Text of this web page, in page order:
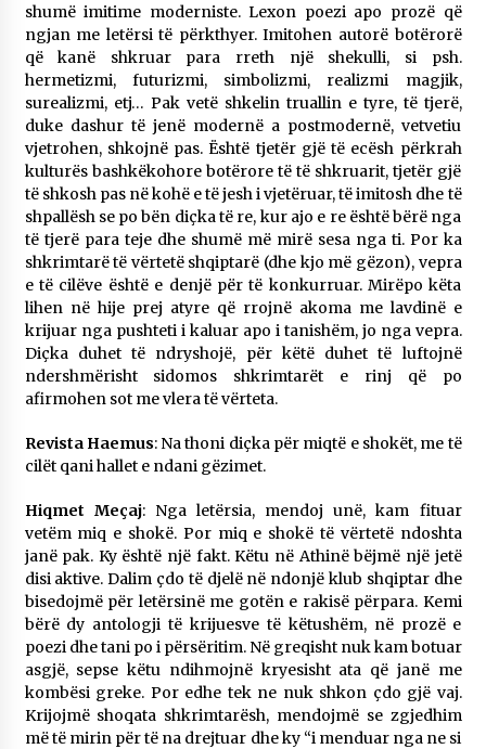
shumë imitime moderniste. Lexon poezi apo prozë që
ngjan me letërsi të përkthyer. Imitohen autorë botërorë
që kanë shkruar para rreth një shekulli, si psh.
hermetizmi, futurizmi, simbolizmi, realizmi magjik,
surealizmi, etj… Pak vetë shkelin truallin e tyre, të tjerë,
duke dashur të jenë modernë a postmodernë, vetvetiu
vjetrohen, shkojnë pas. Është tjetër gjë të ecësh përkrah
kulturës bashkëkohore botërore të të shkruarit, tjetër gjë
të shkosh pas në kohë e të jesh i vjetëruar, të imitosh dhe të
shpallësh se po bën diçka të re, kur ajo e re është bërë nga
të tjerë para teje dhe shumë më mirë sesa nga ti. Por ka
shkrimtarë të vërtetë shqiptarë (dhe kjo më gëzon), vepra
e të cilëve është e denjë për të konkurruar. Mirëpo këta
lihen në hije prej atyre që rrojnë akoma me lavdinë e
krijuar nga pushteti i kaluar apo i tanishëm, jo nga vepra.
Diçka duhet të ndryshojë, për këtë duhet të luftojnë
ndershmërisht sidomos shkrimtarët e rinj që po
afirmohen sot me vlera të vërteta.
Revista Haemus: Na thoni diçka për miqtë e shokët, me të
cilët qani hallet e ndani gëzimet.
Hiqmet Meçaj: Nga letërsia, mendoj unë, kam fituar
vetëm miq e shokë. Por miq e shokë të vërtetë ndoshta
janë pak. Ky është një fakt. Këtu në Athinë bëjmë një jetë
disi aktive. Dalim çdo të djelë në ndonjë klub shqiptar dhe
bisedojmë për letërsinë me gotën e rakisë përpara. Kemi
bërë dy antologji të krijuesve të këtushëm, në prozë e
poezi dhe tani po i përsëritim. Në greqisht nuk kam botuar
asgjë, sepse këtu ndihmojnë kryesisht ata që janë me
kombësi greke. Por edhe tek ne nuk shkon çdo gjë vaj.
Krijojmë shoqata shkrimtarësh, mendojmë se zgjedhim
më të mirin për të na drejtuar dhe ky “i menduar nga ne si